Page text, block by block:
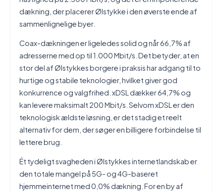
dækning, der placerer Ølstykke i den øverste ende af
sammenlignelige byer.
Coax-dækningen er ligeledes solid og når 66,7% af
adresserne med op til 1.000 Mbit/s. Det betyder, at en
stor del af Ølstykkes borgere i praksis har adgang til to
hurtige og stabile teknologier, hvilket giver god
konkurrence og valgfrihed. xDSL dækker 64,7% og
kan levere maksimalt 200 Mbit/s. Selvom xDSL er den
teknologisk ældste løsning, er det stadig et reelt
alternativ for dem, der søger en billigere forbindelse til
lettere brug.
Ét tydeligt svagheden i Ølstykkes internetlandskab er
den totale mangel på 5G- og 4G-baseret
hjemmeinternet med 0,0% dækning. For en by af